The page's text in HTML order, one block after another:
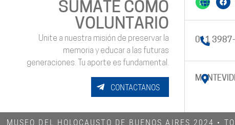
SUMATE COMO
VOLUNTARIO
Unite a nuestra misión de preservar la
memoria y educar a las futuras
generaciones. Tu aporte es fundamental.
CONTACTANOS
011
MUSEO DEL HOLOCAUSTO DE BUENOS AIRES 2024​ •